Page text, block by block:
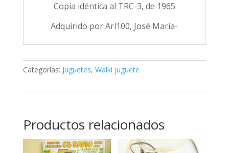
Copia idéntica al TRC-3, de 1965
Adquirido por Arl100, José María-
Categorías: Juguetes, Walki juguete
Productos relacionados